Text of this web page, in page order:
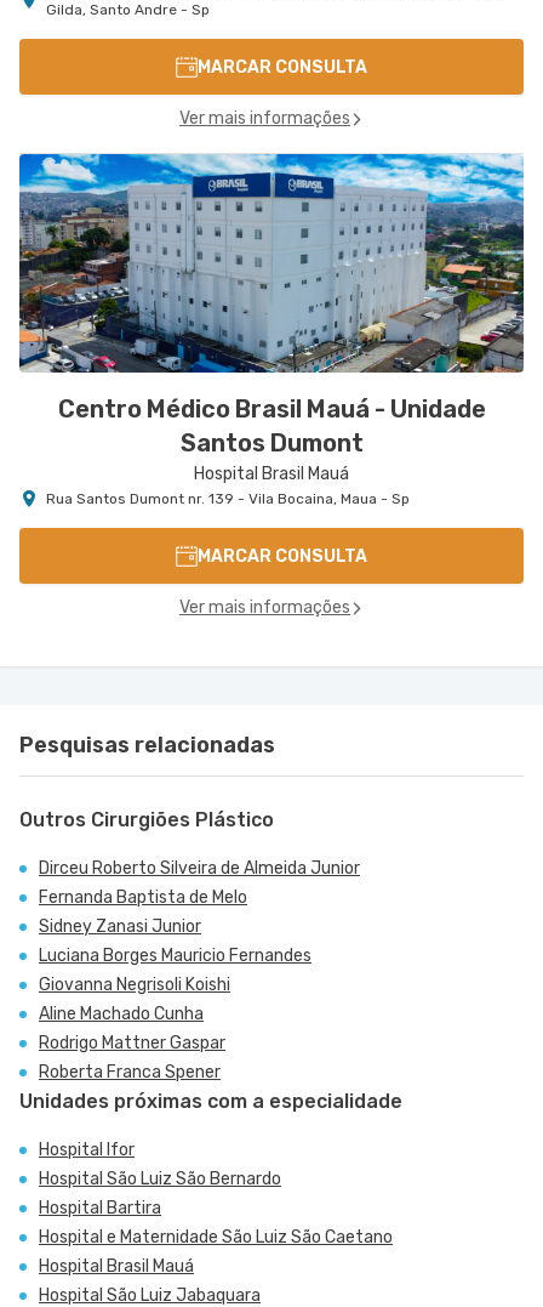
Gilda, Santo Andre - Sp
MARCAR CONSULTA
Ver mais informações
Centro Médico Brasil Mauá - Unidade
Santos Dumont
Hospital Brasil Mauá
Rua Santos Dumont nr. 139 - Vila Bocaina, Maua - Sp
MARCAR CONSULTA
Ver mais informações
Pesquisas relacionadas
Outros Cirurgiões Plástico
Dirceu Roberto Silveira de Almeida Junior
Fernanda Baptista de Melo
Sidney Zanasi Junior
Luciana Borges Mauricio Fernandes
Giovanna Negrisoli Koishi
Aline Machado Cunha
Rodrigo Mattner Gaspar
Roberta Franca Spener
Unidades próximas com a especialidade
Hospital Ifor
Hospital São Luiz São Bernardo
Hospital Bartira
Hospital e Maternidade São Luiz São Caetano
Hospital Brasil Mauá
Hospital São Luiz Jabaquara